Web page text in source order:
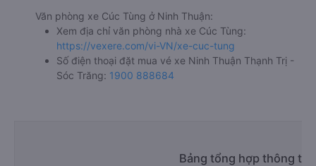
Văn phòng xe Cúc Tùng ở Ninh Thuận:
Xem địa chỉ văn phòng nhà xe Cúc Tùng:
https://vexere.com/vi-VN/xe-cuc-tung
Số điện thoại đặt mua vé xe Ninh Thuận Thạnh Trị -
Sóc Trăng: 1900 888684
Bảng tổng hợp thông tin